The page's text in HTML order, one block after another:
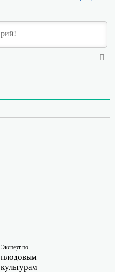
Эксперт по
плодовым
культурам